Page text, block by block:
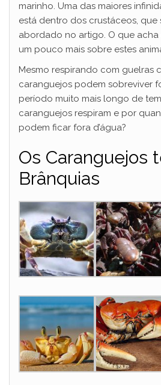
marinho. Uma das maiores
está dentro dos crustáceos, que
abordado no artigo. O que
um pouco mais sobre estes
Mesmo respirando com guelras
caranguejos podem sobreviver
período muito mais longo de
caranguejos respiram e por
podem ficar fora d’água?
Os Caranguejos
Brânquias